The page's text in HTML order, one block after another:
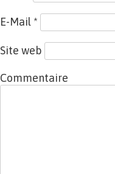
E-Mail *
Site web
Commentaire